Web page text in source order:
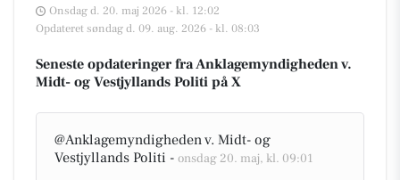
Onsdag d. 20. maj 2026 - kl. 12:02
Opdateret søndag d. 09. aug. 2026 - kl. 08:03
Seneste opdateringer fra Anklagemyndigheden v.
Midt- og Vestjyllands Politi på X
@Anklagemyndigheden v. Midt- og
Vestjyllands Politi - onsdag 20. maj, kl. 09:01